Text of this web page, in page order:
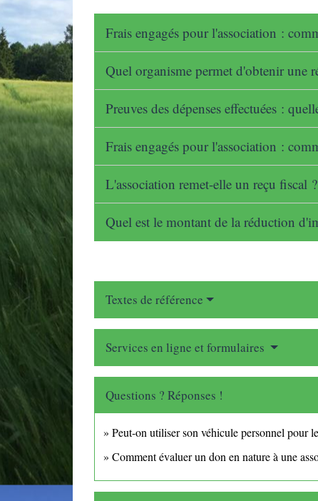
Frais engagés pour l'association :
Quel organisme permet d'obtenir une
Preuves des dépenses effectuées :
Frais engagés pour l'association :
L'association remet-elle un reçu fiscal ?
Quel est le montant de la réduction
Textes de référence
Services en ligne et formulaires
Questions ? Réponses !
Peut-on utiliser son véhicule personnel pour
Comment évaluer un don en nature à une